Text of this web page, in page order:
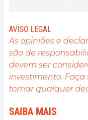
rédacteur, il aspire
travail de haute
dans son
AVISO LEGAL
As opiniões e
são de
devem ser
investimento.
tomar qualquer
SAIBA MAIS